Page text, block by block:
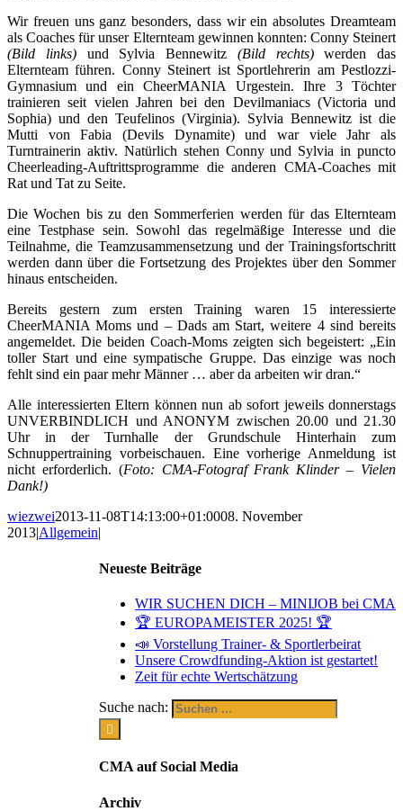
Wir freuen uns ganz besonders, dass wir ein absolutes Dreamteam
als Coaches für unser Elternteam gewinnen konnten: Conny Steinert
(Bild links)und Sylvia Bennewitz (Bild rechts)werden das
Elternteam führen. Conny Steinert ist Sportlehrerin am Pestlozzi-
Gymnasium und ein CheerMANIA Urgestein. Ihre 3 Töchter
trainieren seit vielen Jahren bei den Devilmaniacs (Victoria und
Sophia) und den Teufelinos (Virginia). Sylvia Bennewitz ist die
Mutti von Fabia (Devils Dynamite) und war viele Jahr als
Turntrainerin aktiv. Natürlich stehen Conny und Sylvia in puncto
Cheerleading-Auftrittsprogramme die anderen CMA-Coaches mit
Rat und Tat zu Seite.
Die Wochen bis zu den Sommerferien werden für das Elternteam
eine Testphase sein. Sowohl das regelmäßige Interesse und die
Teilnahme, die Teamzusammensetzung und der Trainingsfortschritt
werden dann über die Fortsetzung des Projektes über den Sommer
hinaus entscheiden.
Bereits gestern zum ersten Training waren 15 interessierte
CheerMANIA Moms und – Dads am Start, weitere 4 sind bereits
angemeldet. Die beiden Coach-Moms zeigten sich begeistert: „Ein
toller Start und eine sympatische Gruppe. Das einzige was noch
fehlt sind ein paar mehr Männer … aber da arbeiten wir dran.“
Alle interessierten Eltern können nun ab sofort jeweils donnerstags
UNVERBINDLICH und ANONYM zwischen 20.00 und 21.30
Uhr in der Turnhalle der Grundschule Hinterhain zum
Schnuppertraining vorbeischauen. Eine vorherige Anmeldung ist
nicht erforderlich. (Foto: CMA-Fotograf Frank Klinder – Vielen
Dank!)
wiezwei2013-11-08T14:13:00+01:0008. November
2013|Allgemein|
Neueste Beiträge
WIR SUCHEN DICH – MINIJOB bei CMA
🏆 EUROPAMEISTER 2025! 🏆
📣 Vorstellung Trainer- & Sportlerbeirat
Unsere Crowdfunding-Aktion ist gestartet!
Zeit für echte Wertschätzung
Suche nach:
CMA auf Social Media
Archiv